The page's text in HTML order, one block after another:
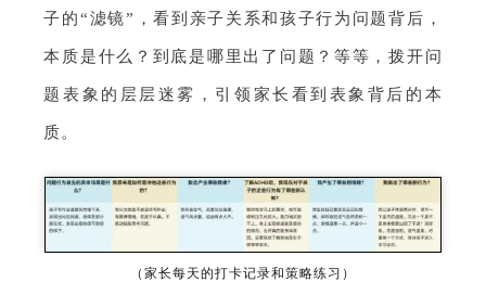
子的“滤镜”，看到亲子关系和孩子行为问题背后，
本质是什么？到底是哪里出了问题？等等，拨开问
题表象的层层迷雾，引领家长看到表象背后的本
质。
（家长每天的打卡记录和策略练习）